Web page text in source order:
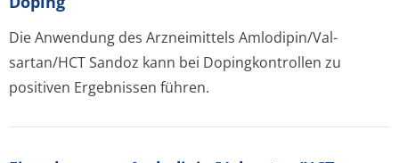
Die Anwendung des Arzneimittels Amlodipin/Val­
sartan/HCT Sandoz kann bei Dopingkontrollen zu
positiven Ergebnissen führen.